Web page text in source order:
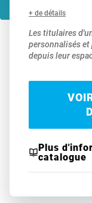
+ de détails
Les titulaires
personnalisés
depuis leur
Plus
catalogue